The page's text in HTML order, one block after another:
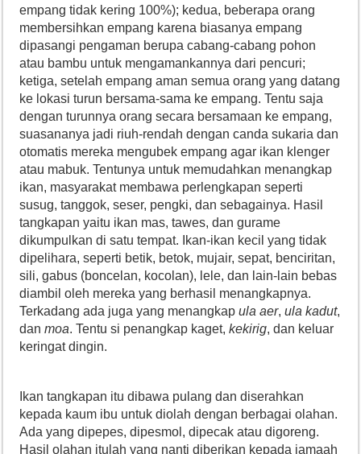
empang tidak kering 100%); kedua, beberapa orang
membersihkan empang karena biasanya empang
dipasangi pengaman berupa cabang-cabang pohon
atau bambu untuk mengamankannya dari pencuri;
ketiga, setelah empang aman semua orang yang datang
ke lokasi turun bersama-sama ke empang. Tentu saja
dengan turunnya orang secara bersamaan ke empang,
suasananya jadi riuh-rendah dengan canda sukaria dan
otomatis mereka mengubek empang agar ikan klenger
atau mabuk. Tentunya untuk memudahkan menangkap
ikan, masyarakat membawa perlengkapan seperti
susug, tanggok, seser, pengki, dan sebagainya. Hasil
tangkapan yaitu ikan mas, tawes, dan gurame
dikumpulkan di satu tempat. Ikan-ikan kecil yang tidak
dipelihara, seperti betik, betok, mujair, sepat, benciritan,
sili, gabus (boncelan, kocolan), lele, dan lain-lain bebas
diambil oleh mereka yang berhasil menangkapnya.
Terkadang ada juga yang menangkapula aer,ula kadut,
danmoa. Tentu si penangkap kaget,kekirig, dan keluar
keringat dingin.
Ikan tangkapan itu dibawa pulang dan diserahkan
kepada kaum ibu untuk diolah dengan berbagai olahan.
Ada yang dipepes, dipesmol, dipecak atau digoreng.
Hasil olahan itulah yang nanti diberikan kepada jamaah